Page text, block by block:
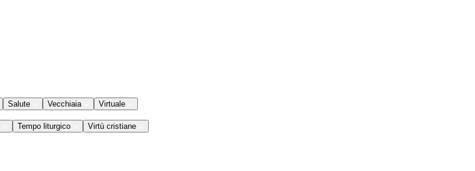
Salute Vecchiaia Virtuale
Tempo liturgico Virtù cristiane